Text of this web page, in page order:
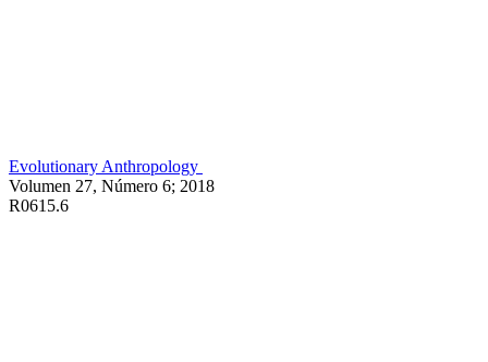
Evolutionary Anthropology
Volumen 27, Número 6; 2018
R0615.6